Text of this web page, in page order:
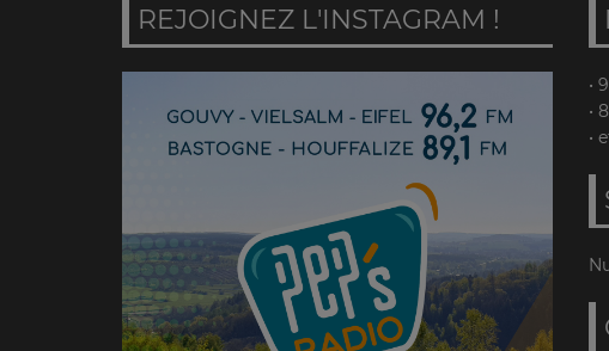
REJOIGNEZ L'INSTAGRAM !
•
•
•